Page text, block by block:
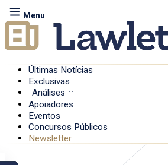
Menu
Últimas Notícias
Exclusivas
Análises
Apoiadores
Eventos
Concursos Públicos
Newsletter